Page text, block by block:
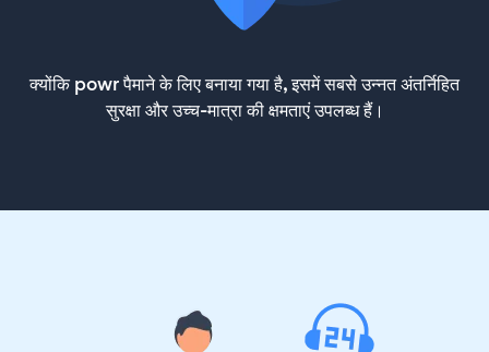
क्योंकि powr पैमाने के लिए बनाया गया है, इसमें सबसे उन्नत अंतर्निहित
सुरक्षा और उच्च-मात्रा की क्षमताएं उपलब्ध हैं।